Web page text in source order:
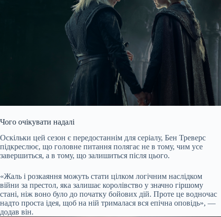
Чого очікувати надалі
Оскільки цей сезон є передостаннім для серіалу, Бен Треверс
підкреслює, що головне питання полягає не в тому, чим усе
завершиться, а в тому, що залишиться після цього.
«Жаль і розкаяння можуть стати цілком логічним наслідком
війни за престол, яка залишає королівство у значно гіршому
стані, ніж воно було до початку бойових дій. Проте це водночас
надто проста ідея, щоб на ній трималася вся епічна оповідь», —
додав він.